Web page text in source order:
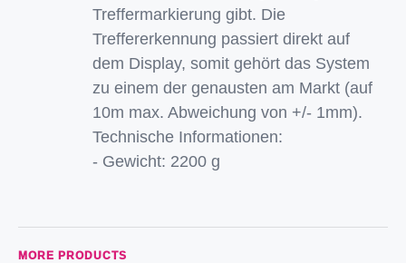
Treffermarkierung gibt. Die
Treffererkennung passiert direkt auf
dem Display, somit gehört das System
zu einem der genausten am Markt (auf
10m max. Abweichung von +/- 1mm).
Technische Informationen:
- Gewicht: 2200 g
MORE PRODUCTS